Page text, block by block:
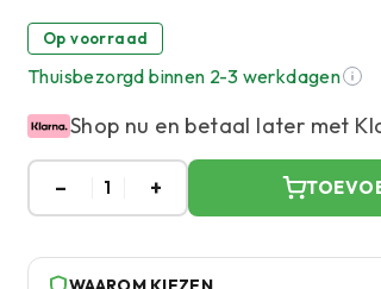
Op voorraad
Thuisbezorgd binnen 2-3 werkdagen
Shop nu en betaal later met
– 1 +